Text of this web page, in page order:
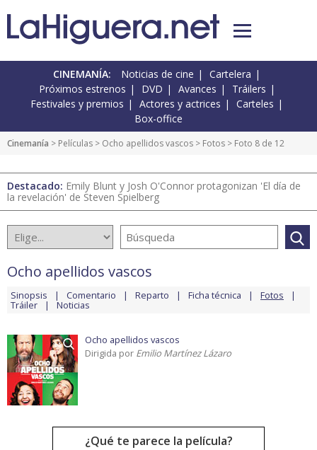
CINEMANÍA: Noticias de cine
Cartelera
Próximos estrenos
DVD Avances
Tráilers
Festivales y premios
Actores y actrices
Carteles
Box-office
Cinemanía > Películas > Ocho apellidos vascos > Fotos > Foto 8 de 12
Destacado: Emily Blunt y Josh O'Connor protagonizan 'El día de
la revelación' de Steven Spielberg
Ocho apellidos vascos
Sinopsis Comentario Reparto Ficha técnica Fotos
Tráiler Noticias
Ocho apellidos vascos
Dirigida por Emilio Martínez Lázaro
¿Qué te parece la película?